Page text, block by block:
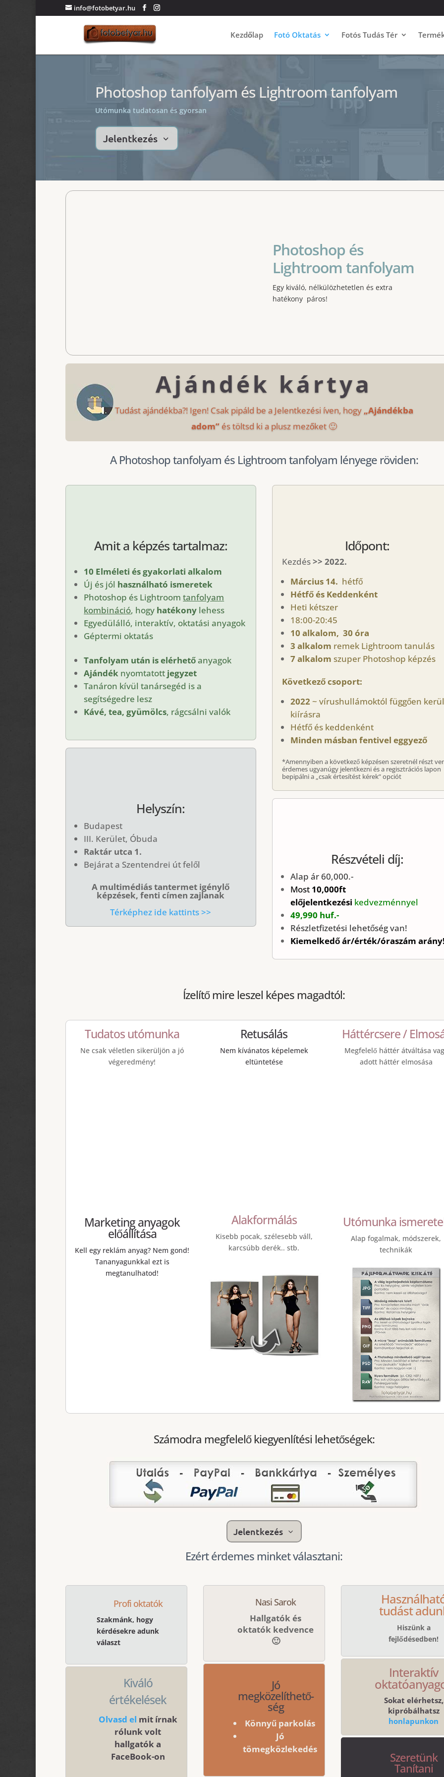
info@fotobetyar.hu
Kezdőlap Fotó Oktatás Fotós Tudás Tér
Photoshop tanfolyam és Lightroom tanfolyam
Utómunka tudatosan és gyorsan
Jelentkezés
Photoshop és
Lightroom tanfolyam
Egy kiváló, nélkülözhetetlen és extra
hatékony páros!
Ajándék kártya
Tudást ajándékba?! Igen! Csak pipáld be a Jelentkezési íven, hogy „Ajándékba
adom”és töltsd ki a plusz mezőket 🙂
A Photoshop tanfolyam és Lightroom tanfolyam lényege röviden:
Amit a képzés tartalmaz:
10 Elméleti és gyakorlati alkalom
Új és jól használható ismeretek
Photoshop és Lightroomtanfolyam
kombináció, hogy hatékony lehess
Egyedülálló, interaktív, oktatási anyagok
Géptermi oktatás
Tanfolyam után is elérhetőanyagok
Ajándék nyomtatott jegyzet
Tanáron kívül tanársegéd is a
segítségedre lesz
Kávé, tea, gyümölcs, rágcsálni valók
Helyszín:
Budapest
III. Kerület, Óbuda
Raktár utca 1.
Bejárat a Szentendrei út felől
A multimédiás tantermet igénylő
képzések, fenti címen zajlanak
Térképhez ide kattints >>
Időpont:
Kezdés>> 2022.
Március 14. hétfő
Hétfő és Keddenként
Heti kétszer
18:00-20:45
10 alkalom, 30 óra
3 alkalom remek Lightroom tanulás
7 alkalomszuper Photoshop képzés
Következő csoport:
2022~ vírushullámoktól függően
kiírásra
Hétfő és keddenként
Minden másban fentivel eggyező
*Amennyiben a következő képzésen szeretnél részt
érdemes ugyanúgy jelentkezni és a regisztrációs lapon
bepipálni a „csak értesítést kérek” opciót
Részvételi díj:
Alap ár 60,000.-
Most 10,000ft
előjelentkezési kedvezménnyel
49,990 huf.-
Részletfizetési lehetőség van!
Kiemelkedő ár/érték/óraszám
Ízelítő mire leszel képes magadtól:
Tudatos utómunka
Ne csak véletlen sikerüljön a jó
végeredmény!
Marketing anyagok
előállítása
Kell egy reklám anyag? Nem gond!
Tananyagunkkal ezt is
megtanulhatod!
Retusálás
Nem kívánatos képelemek
eltüntetése
Alakformálás
Kisebb pocak, szélesebb váll,
karcsúbb derék.. stb.
Háttércsere /
Megfelelő háttér átváltása
adott háttér elmosása
Utómunka
Alap fogalmak, módszerek,
technikák
Számodra megfelelő kiegyenlítési lehetőségek:
Jelentkezés
Ezért érdemes minket választani:
Profi oktatók
Szakmánk, hogy
kérdésekre adunk
választ
Kiváló
értékelések
Olvasd el mit írnak
rólunk volt
hallgatók a
FaceBook-on
Nasi Sarok
Hallgatók és
oktatók kedvence
🙂
Jó
megközelíthető-
ség
Könnyű parkolás
Jó
tömegközlekedés
tudást
Hiszünk a
fejlődésedben!
Interaktív
Sokat elérhetsz,
kipróbálhatsz
honlapunkon
Szeretünk
Tanítani